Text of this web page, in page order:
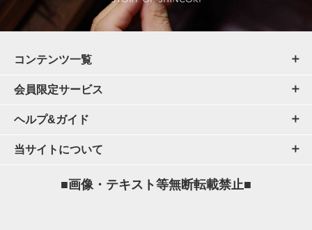
コンテンツ一覧
会員限定サービス
ヘルプ&ガイド
当サイトについて
■画像・テキスト等無断転載禁止■